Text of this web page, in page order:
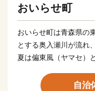
おいらせ町
おいらせ町は青森県の
とする奥入瀬川が流れ
夏は偏東風（ヤマセ）
い地域となっています
自治